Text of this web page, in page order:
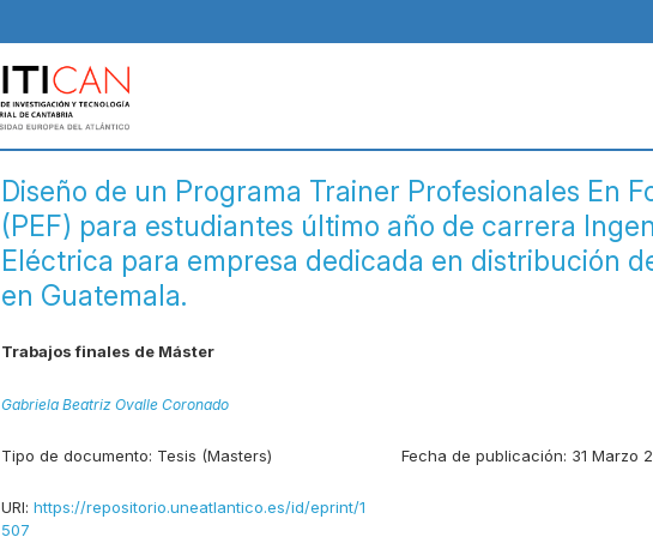
Diseño de un Programa Trainer Profesionales En
(PEF) para estudiantes último año de carrera
Eléctrica para empresa dedicada en distribución
en Guatemala.
Trabajos finales de Máster
Gabriela Beatriz Ovalle Coronado
Tipo de documento: Tesis (Masters) Fecha de publicación: 31 Marzo
URI: https://repositorio.uneatlantico.es/id/eprint/1
507